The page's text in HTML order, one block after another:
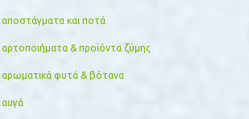
αποστάγματα και ποτά
αρτοποιήματα & προϊόντα ζύμης
αρωματικά φυτά & βότανα
αυγά